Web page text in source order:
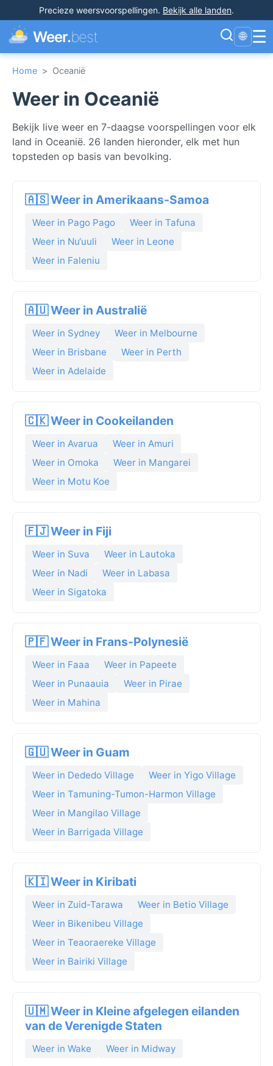
Precieze weersvoorspellingen. Bekijk alle landen.
Weer.best 🌐 ☰
Home > Oceanië
Weer in Oceanië
Bekijk live weer en 7-daagse voorspellingen voor elk
land in Oceanië. 26 landen hieronder, elk met hun
topsteden op basis van bevolking.
🇦🇸 Weer in Amerikaans-Samoa
Weer in Pago Pago
Weer in Tafuna
Weer in Nu‘uuli
Weer in Leone
Weer in Faleniu
🇦🇺 Weer in Australië
Weer in Sydney
Weer in Melbourne
Weer in Brisbane
Weer in Perth
Weer in Adelaide
🇨🇰 Weer in Cookeilanden
Weer in Avarua
Weer in Amuri
Weer in Omoka
Weer in Mangarei
Weer in Motu Koe
🇫🇯 Weer in Fiji
Weer in Suva
Weer in Lautoka
Weer in Nadi
Weer in Labasa
Weer in Sigatoka
🇵🇫 Weer in Frans-Polynesië
Weer in Faaa
Weer in Papeete
Weer in Punaauia
Weer in Pirae
Weer in Mahina
🇬🇺 Weer in Guam
Weer in Dededo Village
Weer in Yigo Village
Weer in Tamuning-Tumon-Harmon Village
Weer in Mangilao Village
Weer in Barrigada Village
🇰🇮 Weer in Kiribati
Weer in Zuid-Tarawa
Weer in Betio Village
Weer in Bikenibeu Village
Weer in Teaoraereke Village
Weer in Bairiki Village
🇺🇲 Weer in Kleine afgelegen eilanden
van de Verenigde Staten
Weer in Wake Weer in Midway